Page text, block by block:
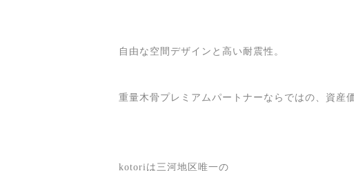
自由な空間デザインと高い耐震性。
重量木骨プレミアムパートナーならではの、資産
kotoriは三河地区唯一の